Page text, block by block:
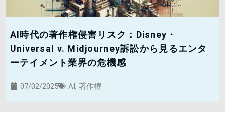
AI時代の著作権侵害リスク：Disney・
Universal v. Midjourney訴訟から見るエンタ
ーテイメント業界の危機感
07/02/2025 AI, 著作権